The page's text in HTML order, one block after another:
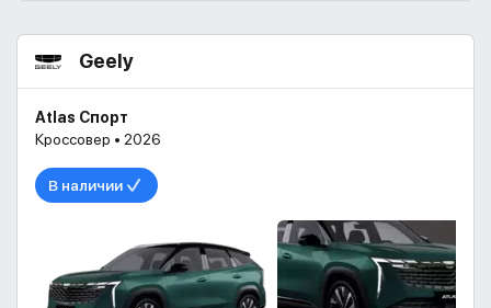
Geely
Atlas Спорт
Кроссовер • 2026
В наличии